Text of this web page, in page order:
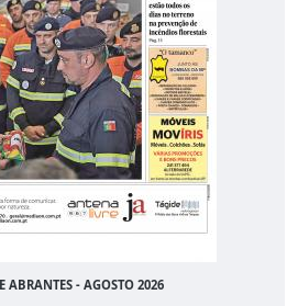
ABRANTES - AGOSTO 2026